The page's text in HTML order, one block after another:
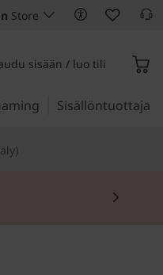
Store
sisään / luo tili
Sisällöntuottaja